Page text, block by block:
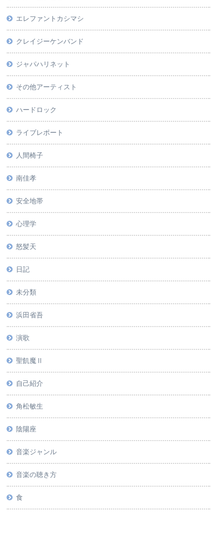
エレファントカシマシ
クレイジーケンバンド
ジャパハリネット
その他アーティスト
ハードロック
ライブレポート
人間椅子
南佳孝
安全地帯
心理学
怒髪天
日記
未分類
浜田省吾
演歌
聖飢魔Ⅱ
自己紹介
角松敏生
陰陽座
音楽ジャンル
音楽の聴き方
食